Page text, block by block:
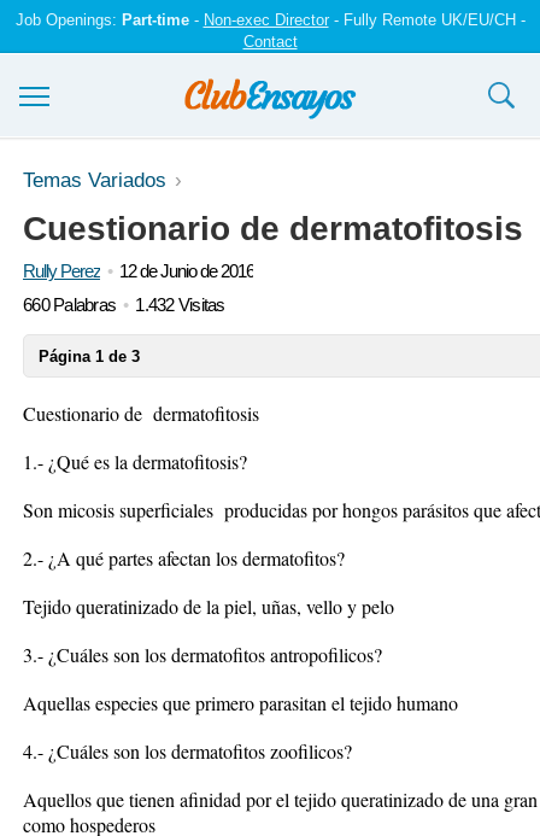
Job Openings: Part-time- Non-exec Director- Fully Remote UK/EU/CH -
Contact
Ensayos y trabajos
Registrarse
Iniciar sesión
Temas Variados
Cuestionario de dermatofitosis
Rully Perez
12 de Junio de 2016
660 Palabras
1.432 Visitas
Página 1 de 3
Cuestionario de dermatofitosis
1.- ¿Qué es la dermatofitosis?
Son micosis superficiales producidas por hongos parásitos que
2.- ¿A qué partes afectan los dermatofitos?
Tejido queratinizado de la piel, uñas, vello y pelo
3.- ¿Cuáles son los dermatofitos antropofilicos?
Aquellas especies que primero parasitan el tejido humano
4.- ¿Cuáles son los dermatofitos zoofilicos?
Aquellos que tienen afinidad por el tejido queratinizado de una
como hospederos